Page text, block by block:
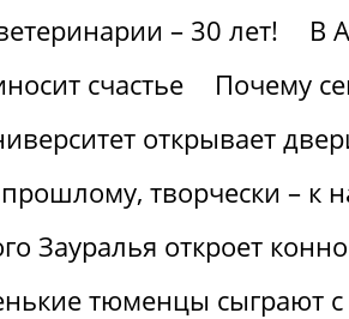
– 30 лет!
В
счастье
Почему
открывает
творчески – к
Зауралья откроет
тюменцы сыграют с